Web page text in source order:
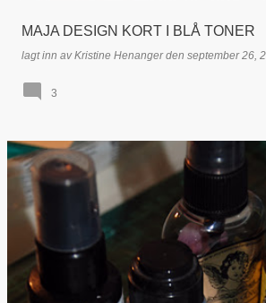
MAJA DESIGN KORT I BLÅ TONER
lagt inn avKristine Henanger den september 26,
3